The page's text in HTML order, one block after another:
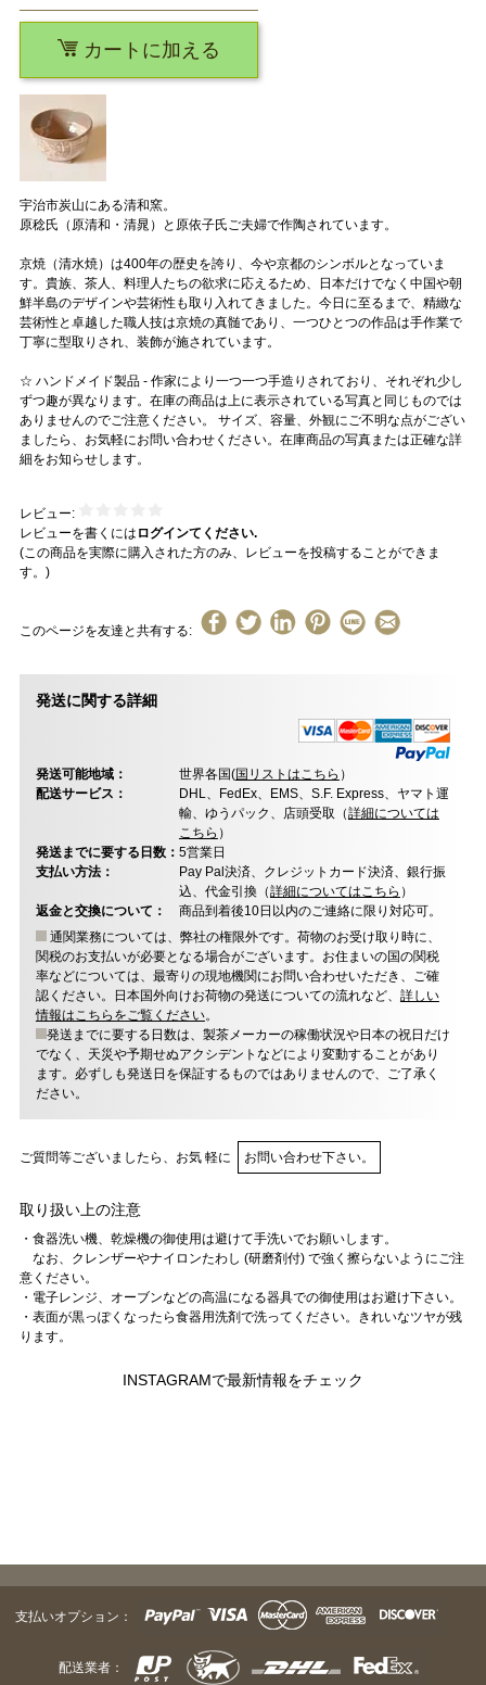
宇治市炭山にある清和窯。
原稔氏（原清和・清晁）と原依子氏ご夫婦で作陶されています。
京焼（清水焼）は400年の歴史を誇り、今や京都のシンボルとなっていま
す。貴族、茶人、料理人たちの欲求に応えるため、日本だけでなく中国や朝
鮮半島のデザインや芸術性も取り入れてきました。今日に至るまで、精緻な
芸術性と卓越した職人技は京焼の真髄であり、一つひとつの作品は手作業で
丁寧に型取りされ、装飾が施されています。
☆ ハンドメイド製品 - 作家により一つ一つ手造りされており、それぞれ少し
ずつ趣が異なります。在庫の商品は上に表示されている写真と同じものでは
ありませんのでご注意ください。 サイズ、容量、外観にご不明な点がござい
ましたら、お気軽にお問い合わせください。在庫商品の写真または正確な詳
細をお知らせします。
レビュー:
レビューを書くには ログインてください.
(この商品を実際に購入された方のみ、レビューを投稿することができま
す。)
このページを友達と共有する:
カートに加える
発送に関する詳細
発送可能地域： 世界各国(国リストはこちら ）
配送サービス：
DHL、FedEx、EMS、S.F. Express、ヤマト運
輸、ゆうパック、店頭受取（詳細については
こちら ）
発送までに要する日数： 5営業日
支払い方法：
Pay Pal決済、クレジットカード決済、銀行振
込、代金引換（詳細についてはこちら ）
返金と交換について：
商品到着後10日以内のご連絡に限り対応可。
通関業務については、弊社の権限外です。荷物のお受け取り時に、
関税のお支払いが必要となる場合がございます。お住まいの国の関税
率などについては、最寄りの現地機関にお問い合わせいただき、ご確
認ください。日本国外向けお荷物の発送についての流れなど、 詳しい
情報はこちらをご覧ください。
発送までに要する日数は、製茶メーカーの稼働状況や日本の祝日だけ
でなく、天災や予期せぬアクシデントなどにより変動することがあり
ます。必ずしも発送日を保証するものではありませんので、ご了承く
ださい。
ご質問等ございましたら、お気 軽に お問い合わせ下さい。
取り扱い上の注意
・食器洗い機、乾燥機の御使用は避けて手洗いでお願いします。
なお、クレンザーやナイロンたわし (研磨剤付) で強く擦らないようにご注
意ください。
・電子レンジ、オーブンなどの高温になる器具での御使用はお避け下さい。
・表面が黒っぽくなったら食器用洗剤で洗ってください。きれいなツヤが残
ります。
INSTAGRAMで最新情報をチェック
支払いオプション：
配送業者：